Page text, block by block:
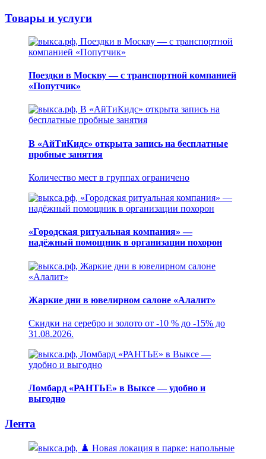
Товары и услуги
Поездки в Москву — с транспортной компанией
«Попутчик»
В «АйТиКидс» открыта запись на бесплатные
пробные занятия
Количество мест в группах ограничено
«Городская ритуальная компания» —
надёжный помощник в организации похорон
Жаркие дни в ювелирном салоне «Алалит»
Скидки на серебро и золото от -10 % до -15% до
31.08.2026.
Ломбард «РАНТЬЕ» в Выксе — удобно и
выгодно
Лента